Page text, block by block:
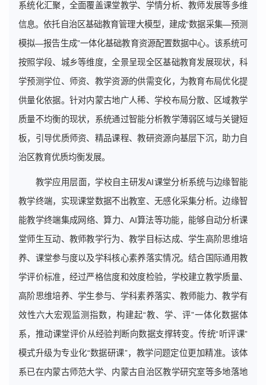
系统化汇聚，全面覆盖课堂教学、学情分析、教师发展等多维
信息。依托自治区基础教育管理大模型，建成“数据采集—预测
模拟—报告生成”一体化基础教育资源配置数据中心。该系统可
按照学段、城乡等维度，全景呈现全区基础教育发展现状，科
学预测学位、师资、教学资源的供需变化，为教育布局优化提
供量化依据。针对内蒙古地广人稀、学校布局分散、区域教学
质量不均衡的现状，系统通过智能分析教学薄弱区域与关键短
板，引导优质师资、精品课程、教研资源向基层下沉，助力自
治区教育优质均衡发展。
教学应用层面，学校自主研发AI课堂分析系统与边缘智能
教学终端，实现课堂数据不出教室、无感化采集分析。边缘智
能教学终端集成网络、算力、AI算法等功能，能够自动分析课
堂师生互动、教师教学行为、教学目标达成、学生高阶思维培
养、课堂参与度以及学科核心素养落实情况。结合国际通用教
学评价标准，经过严格信度和效度检验，学校建立教学质量、
高阶思维培养、学生参与、学科素养落实、教师能力、教学有
效性六大宏观监测指数，构建起“教、学、评”一体化数据体
系，推动课堂评价从经验判断向数据支撑转变。传统“听评课”
模式升级为专业化“数据研课”，教学问题定位更加精准。该体
系已在内蒙古师范大学、内蒙古自治区教学研究室等多地落地